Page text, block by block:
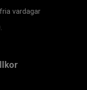
vardagar